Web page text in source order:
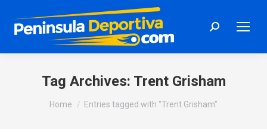
Search:
Tag Archives: Trent Grisham
You are here:
Home Entries tagged with "Trent Grisham"